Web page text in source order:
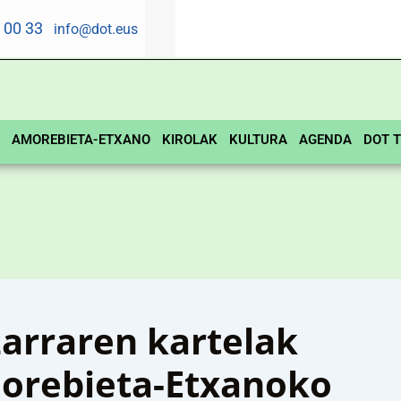
00 33 info@dot.eus
AMOREBIETA-ETXANO KIROLAK KULTURA AGENDA DOT
kartelak
Etxanoko